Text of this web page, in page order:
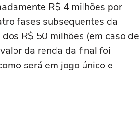
R$ 4 milhões por
fases subsequentes da
R$ 50 milhões (em caso de
da renda da final foi
será em jogo único e